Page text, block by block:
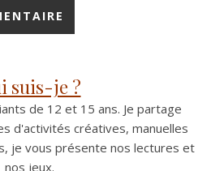
suis-je ?
de 12 et 15 ans. Je partage
d'activités créatives, manuelles
je vous présente nos lectures et
nos jeux.